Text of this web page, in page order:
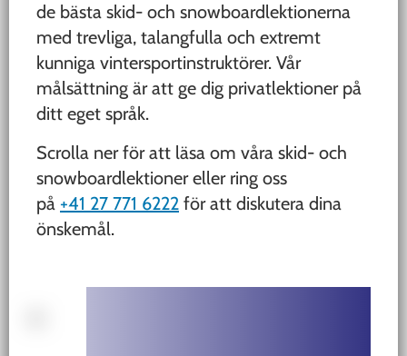
de bästa skid- och snowboardlektionerna
med trevliga, talangfulla och extremt
kunniga vintersportinstruktörer. Vår
målsättning är att ge dig privatlektioner på
ditt eget språk.
Scrolla ner för att läsa om våra skid- och
snowboardlektioner eller ring oss
på +41 27 771 6222 för att diskutera dina
önskemål.